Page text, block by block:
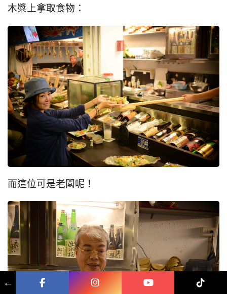
木槳上拿取食物：
而這位可是老闆呢！
←